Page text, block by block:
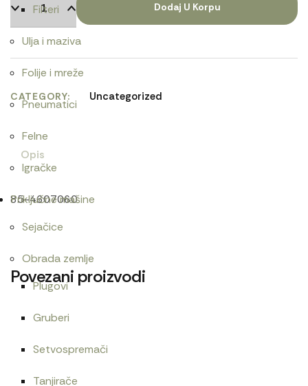
Filteri
Ulja i maziva
Folije i mreže
Pneumatici
Felne
Igračke
Priključne mašine
Sejačice
Obrada zemlje
Plugovi
Gruberi
Setvospremači
Tanjirače
Dodaj U Korpu
CATEGORY Uncategorized
Opis
85-4607060
Povezani proizvodi